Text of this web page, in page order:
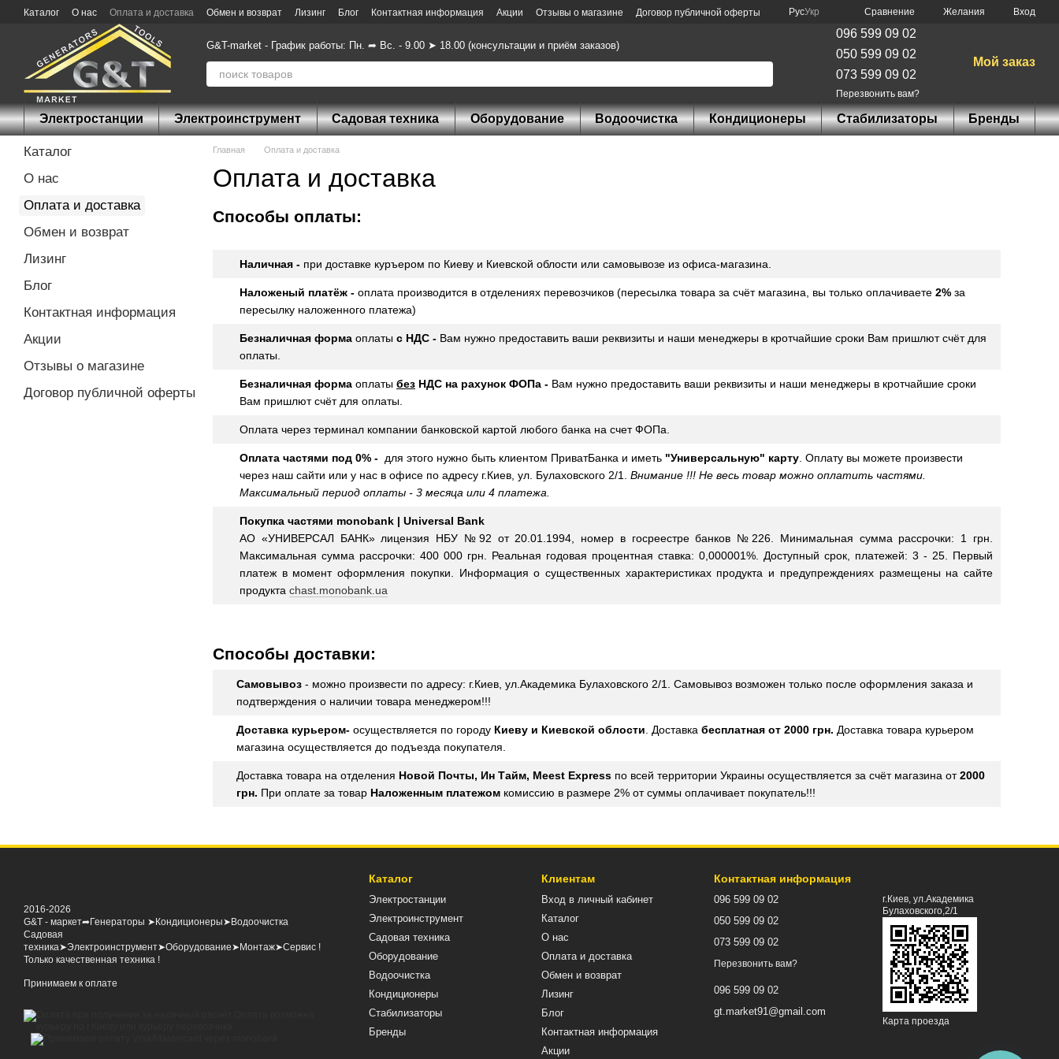
Перейти к основному контенту
Каталог О нас Оплата и доставка Обмен и возврат Лизинг Блог Контактная информация Акции Отзывы о магазине Договор публичной оферты РусУкр Сравнение Желания Вход
G&T-market - График работы: Пн. ➦ Вс. - 9.00 ➤ 18.00 (консультации и приём заказов)
096 599 09 02
050 599 09 02
073 599 09 02
Перезвонить вам?
Мой заказ
Электростанции Электроинструмент Садовая техника Оборудование Водоочистка Кондиционеры Стабилизаторы Бренды
Главная Оплата и доставка
Оплата и доставка
Способы оплаты:
Наличная - при доставке куръером по Киеву и Киевской облости или самовывозе из офиса-магазина.
Наложеный платёж - оплата производится в отделениях перевозчиков (пересылка товара за счёт магазина, вы только оплачиваете 2% за
пересылку наложенного платежа)
Безналичная форма оплаты с НДС - Вам нужно предоставить ваши реквизиты и наши менеджеры в кротчайшие сроки Вам пришлют счёт для
оплаты.
Безналичная форма оплаты без НДС на рахунок ФОПа - Вам нужно предоставить ваши реквизиты и наши менеджеры в кротчайшие сроки
Вам пришлют счёт для оплаты.
Оплата через терминал компании банковской картой любого банка на счет ФОПа.
Оплата частями под 0% - для этого нужно быть клиентом ПриватБанка и иметь "Универсальную" карту . Оплату вы можете произвести
через наш сайти или у нас в офисе по адресу г.Киев, ул. Булаховского 2/1. Внимание !!! Не весь товар можно оплатить частями.
Максимальный период оплаты - 3 месяца или 4 платежа.
Покупка частями monobank | Universal Bank
АО «УНИВЕРСАЛ БАНК» лицензия НБУ №92 от 20.01.1994, номер в госреестре банков №226. Минимальная сумма рассрочки: 1 грн.
Максимальная сумма рассрочки: 400 000 грн. Реальная годовая процентная ставка: 0,000001%. Доступный срок, платежей: 3 - 25. Первый
платеж в момент оформления покупки. Информация о существенных характеристиках продукта и предупреждениях размещены на сайте
продукта chast.monobank.ua
Способы доставки:
Самовывоз - можно произвести по адресу: г.Киев, ул.Академика Булаховского 2/1. Самовывоз возможен только после оформления заказа и
подтверждения о наличии товара менеджером!!!
Доставка курьером- осуществляется по городу Киеву и Киевской облости . Доставка бесплатная от 2000 грн. Доставка товара курьером
магазина осуществляется до подъезда покупателя.
Доставка товара на отделения Новой Почты, Ин Тайм, Meest Express по всей территории Украины осуществляется за счёт магазина от2000
грн. При оплате за товар Наложенным платежом комиссию в размере 2% от суммы оплачивает покупатель!!!
Каталог
О нас
Оплата и доставка
Обмен и возврат
Лизинг
Блог
Контактная информация
Акции
Отзывы о магазине
Договор публичной оферты
2016-2026
G&T - маркет➦Генераторы ➤Кондиционеры➤Водоочистка
Садовая
техника➤Электроинструмент➤Оборудование➤Монтаж➤Сервис !
Только качественная техника !
Принимаем к оплате
Каталог
Электростанции
Электроинструмент
Садовая техника
Оборудование
Водоочистка
Кондиционеры
Стабилизаторы
Бренды
Клиентам
Вход в личный кабинет
Каталог
О нас
Оплата и доставка
Обмен и возврат
Лизинг
Блог
Контактная информация
Акции
Контактная информация
096 599 09 02
050 599 09 02
073 599 09 02
Перезвонить вам?
096 599 09 02
gt.market91@gmail.com
г.Киев, ул.Академика
Булаховского,2/1
Карта проезда